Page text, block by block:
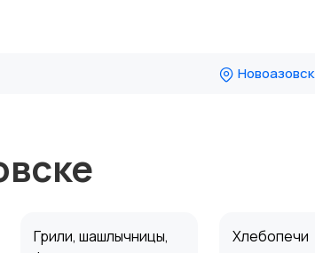
Новоазовск
Грили, шашлычницы,
Хлебопечи